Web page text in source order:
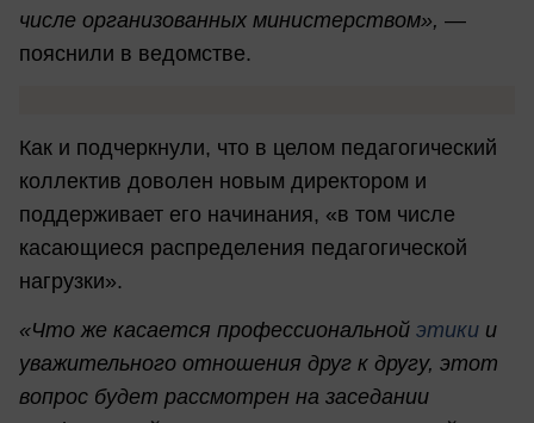
числе организованных министерством», —
пояснили в ведомстве.
Как и подчеркнули, что в целом педагогический
коллектив доволен новым директором и
поддерживает его начинания, «в том числе
касающиеся распределения педагогической
нагрузки».
«Что же касается профессиональной этики и
уважительного отношения друг к другу, этот
вопрос будет рассмотрен на заседании